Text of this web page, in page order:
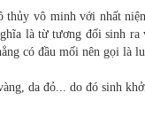
vô minh với nhất
là từ tương đối sinh
có đầu mối nên gọi là
da đỏ... do đó sinh